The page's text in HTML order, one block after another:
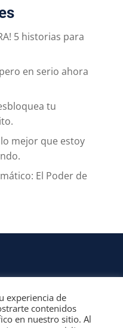
5 historias para
en serio ahora
tu
mejor que estoy
El Poder de
todos los derechos | All rights
experiencia de
contenidos
en nuestro sitio. Al